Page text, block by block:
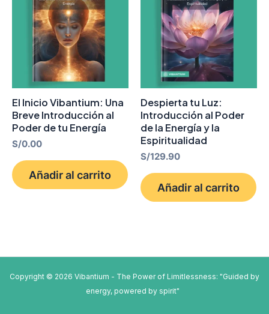
El Inicio Vibantium: Una
Breve Introducción al
Poder de tu Energía
S/0.00
Añadir al carrito
Despierta tu Luz:
Introducción al Poder
de la Energía y la
Espiritualidad
S/129.90
Añadir al carrito
Copyright © 2026 Vibantium - The Power of Limitlessness: "Guided by
energy, powered by spirit"